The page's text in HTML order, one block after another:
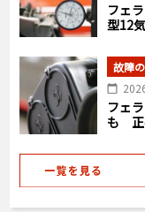
フェ
型12
故障
フェ
も